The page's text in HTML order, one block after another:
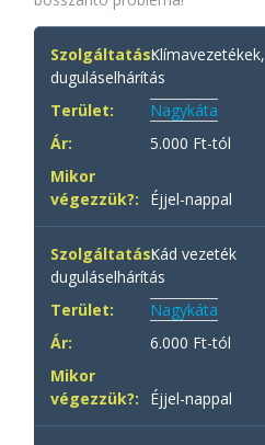
Klímavezetékek,
duguláselhárítás
Nagykáta
5.000 Ft-tól
Éjjel-nappal
Kád vezeték
duguláselhárítás
Nagykáta
6.000 Ft-tól
Éjjel-nappal